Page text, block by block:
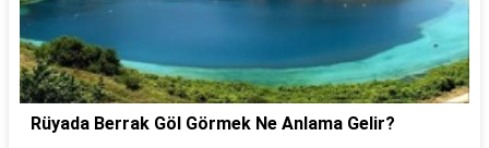
Rüyada Berrak Göl Görmek Ne Anlama Gelir?